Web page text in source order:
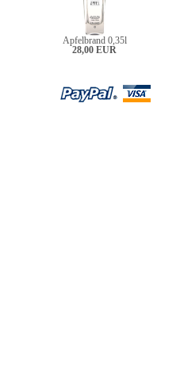
Apfelbrand 0,35l
28,00 EUR